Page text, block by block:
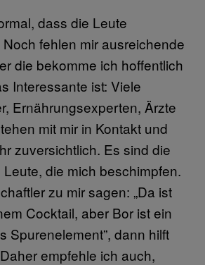
dass die Leute
fehlen mir ausreichende
die bekomme ich hoffentlich
Interessante ist: Viele
Ernährungsexperten, Ärzte
mit mir in Kontakt und
zuversichtlich. Es sind die
die mich beschimpfen.
zu mir sagen: „Da ist
Cocktail, aber Bor ist ein
Spurenelement”, dann hilft
empfehle ich auch,